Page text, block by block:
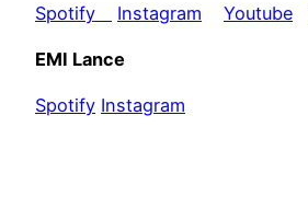
Spotify Instagram Youtube
EMI Lance
Spotify Instagram